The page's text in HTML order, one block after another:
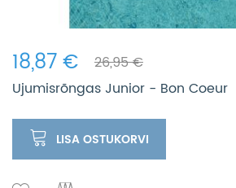
18,87 €
26,95 €
Ujumisrõngas Junior - Bon Coeur
LISA OSTUKORVI